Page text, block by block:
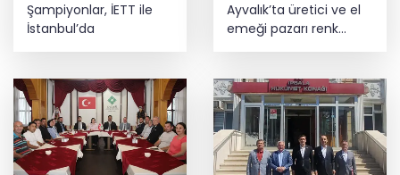
Şampiyonlar, İETT ile
İstanbul’da
Ayvalık’ta üretici ve el
emeği pazarı renk
katıyor